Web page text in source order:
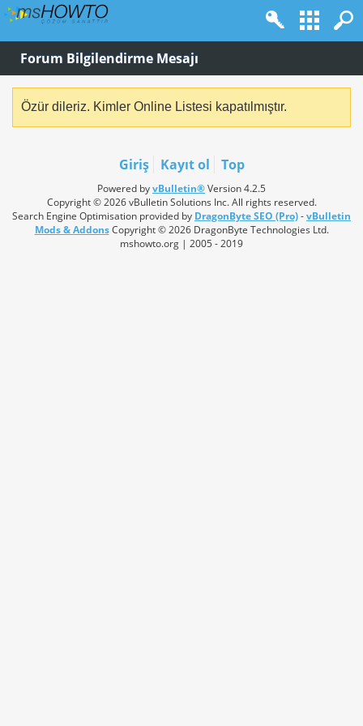
Forum Bilgilendirme Mesajı
Özür dileriz. Kimler Online Listesi kapatılmıştır.
Giriş Kayıt ol Top
Powered byvBulletin®Version 4.2.5
Copyright © 2026 vBulletin Solutions Inc. All rights reserved.
Search Engine Optimisation provided by DragonByte SEO (Pro)-vBulletin
Mods & AddonsCopyright © 2026 DragonByte Technologies Ltd.
mshowto.org | 2005 - 2019